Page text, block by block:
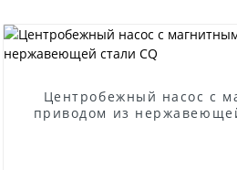
Центробежный насос с
приводом из